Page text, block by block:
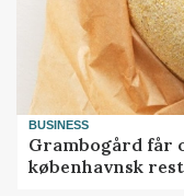
BUSINESS
Grambogård får
københavnsk